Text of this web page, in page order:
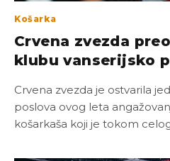
Košarka
Crvena zvezda
klubu vanserijsko
Crvena zvezda je ostvarila
poslova ovog leta
košarkaša koji je tokom